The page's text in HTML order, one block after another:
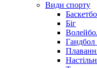
Види спорту
Біг